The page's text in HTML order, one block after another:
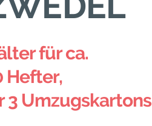
für ca.
Hefter,
3 Umzugskartons